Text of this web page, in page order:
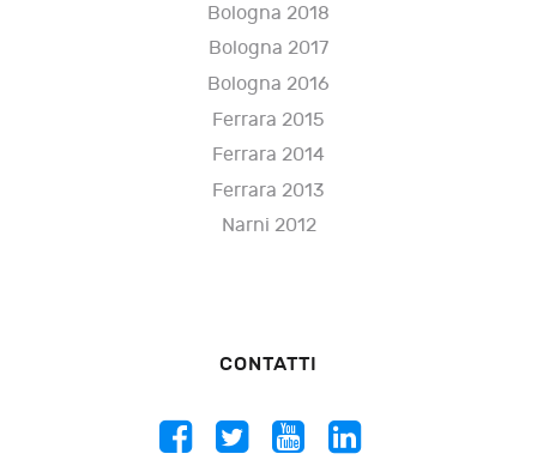
Bologna 2018
Bologna 2017
Bologna 2016
Ferrara 2015
Ferrara 2014
Ferrara 2013
Narni 2012
CONTATTI